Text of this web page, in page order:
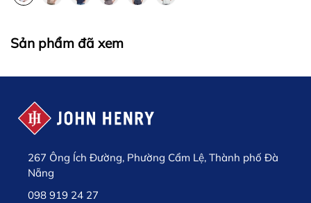
Sản phẩm đã xem
267 Ông Ích Đường, Phường Cẩm Lệ, Thành phố Đà
Nẵng
098 919 24 27